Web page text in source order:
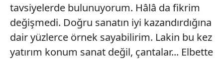
tavsiyelerde bulunuyorum. Hâlâ da fikrim
değişmedi. Doğru sanatın iyi kazandırdığına
dair yüzlerce örnek sayabilirim. Lakin bu kez
yatırım konum sanat değil, çantalar... Elbette